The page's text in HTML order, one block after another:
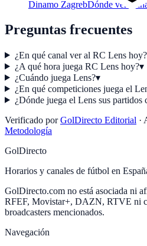
Dinamo ZagrebDónde ver:
Preguntas frecuentes
¿En qué canal ver al RC Lens hoy?
¿A qué hora juega RC Lens hoy?▾
¿Cuándo juega Lens?▾
¿En qué competiciones juega el
¿Dónde juega el Lens sus partidos
Verificado por GolDirecto Editorial ·
Metodología
GolDirecto
Horarios y canales de fútbol en
GolDirecto.com no está asociada ni
RFEF, Movistar+, DAZN, RTVE ni
broadcasters mencionados.
Navegación